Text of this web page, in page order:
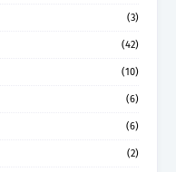
(3)
(42)
(10)
(6)
(6)
(2)